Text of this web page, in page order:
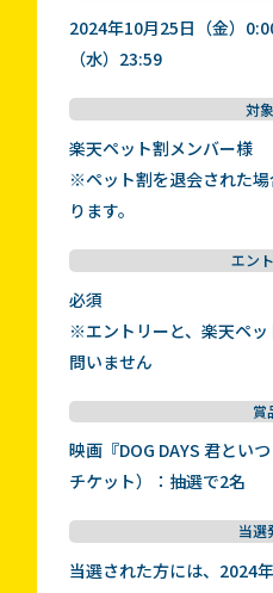
2024年10月25日（金）
（水）23:59
対
楽天ペット割メンバー様
※ペット割を退会された
ります。
エン
必須
※エントリーと、楽天ペ
問いません
賞
映画『DOG DAYS 君とい
チケット）：抽選で2名
当選
当選された方には、2024